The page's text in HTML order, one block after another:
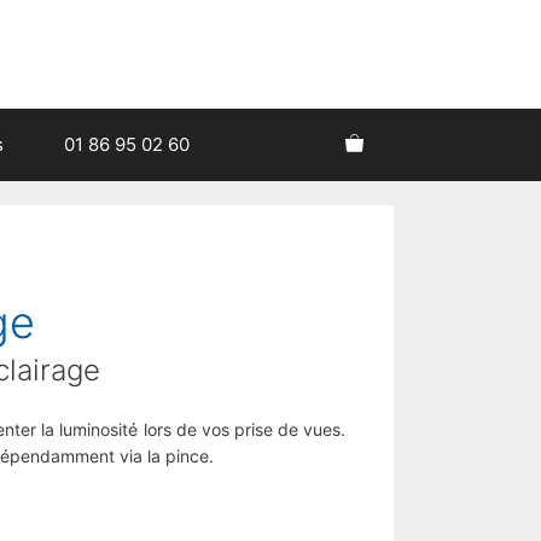
01 86 95 02 60
la luminosité lors de vos prise de vues.
via la pince.